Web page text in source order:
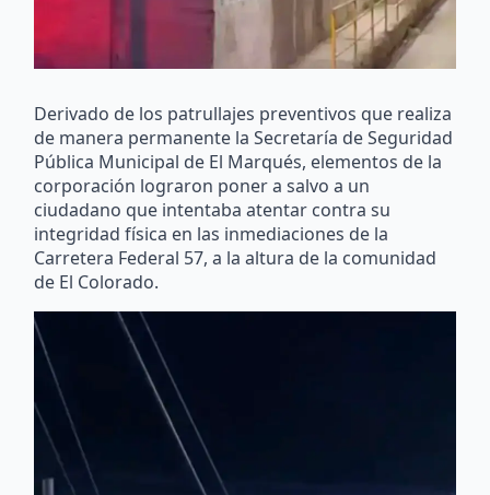
Derivado de los patrullajes preventivos que realiza
de manera permanente la Secretaría de Seguridad
Pública Municipal de El Marqués, elementos de la
corporación lograron poner a salvo a un
ciudadano que intentaba atentar contra su
integridad física en las inmediaciones de la
Carretera Federal 57, a la altura de la comunidad
de El Colorado.